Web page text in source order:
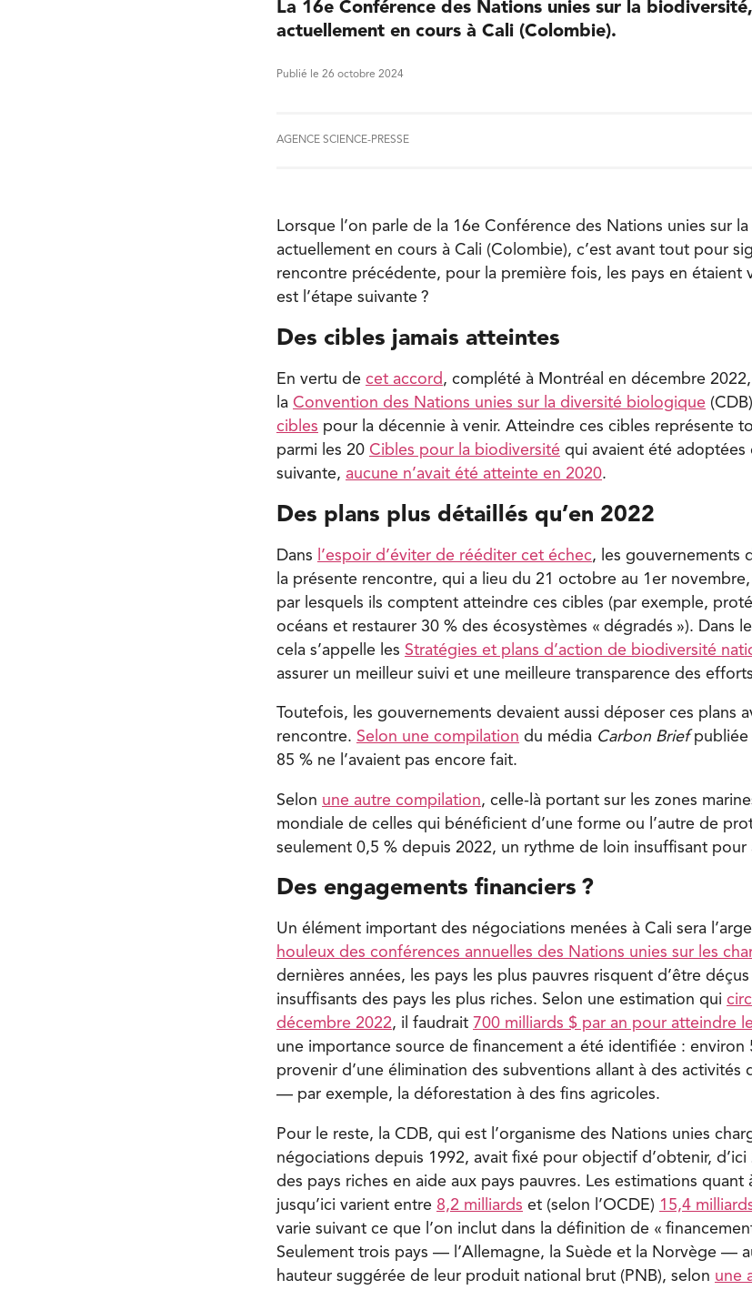
La 16e Conférence des Nations unies sur la
actuellement en cours à Cali (Colombie).
Publié le 26 octobre 2024
AGENCE SCIENCE-PRESSE
Lorsque l’on parle de la 16e Conférence des Nations unies sur
actuellement en cours à Cali (Colombie), c’est avant tout pour
rencontre précédente, pour la première fois, les pays en étaient
est l’étape suivante ?
Des cibles jamais atteintes
En vertu de cet accord, complété à Montréal en décembre
la Convention des Nations unies sur la diversité biologique
cibles pour la décennie à venir. Atteindre ces cibles représente
parmi les 20 Cibles pour la biodiversité qui avaient été adoptées
suivante, aucune n’avait été atteinte en 2020.
Des plans plus détaillés qu’en 2022
Dans l’espoir d’éviter de rééditer cet échec, les gouvernements
la présente rencontre, qui a lieu du 21 octobre au 1er
par lesquels ils comptent atteindre ces cibles (par exemple,
océans et restaurer 30 % des écosystèmes « dégradés »). Dans
cela s’appelle les Stratégies et plans d’action de biodiversité
assurer un meilleur suivi et une meilleure transparence des
Toutefois, les gouvernements devaient aussi déposer ces plans
rencontre. Selon une compilation du média Carbon Brief
85 % ne l’avaient pas encore fait.
Selon une autre compilation, celle-là portant sur les zones
mondiale de celles qui bénéficient d’une forme ou l’autre de
seulement 0,5 % depuis 2022, un rythme de loin insuffisant pour
Des engagements financiers ?
Un élément important des négociations menées à Cali sera
houleux des conférences annuelles des Nations unies sur les
dernières années, les pays les plus pauvres risquent d’être
insuffisants des pays les plus riches. Selon une estimation qui
décembre 2022, il faudrait 700 milliards $ par an pour atteindre
une importance source de financement a été identifiée : environ
provenir d’une élimination des subventions allant à des activités
— par exemple, la déforestation à des fins agricoles.
Pour le reste, la CDB, qui est l’organisme des Nations unies
négociations depuis 1992, avait fixé pour objectif d’obtenir, d’ici
des pays riches en aide aux pays pauvres. Les estimations
jusqu’ici varient entre 8,2 milliards et (selon l’OCDE) 15,4
varie suivant ce que l’on inclut dans la définition de «
Seulement trois pays — l’Allemagne, la Suède et la Norvège —
hauteur suggérée de leur produit national brut (PNB), selon une